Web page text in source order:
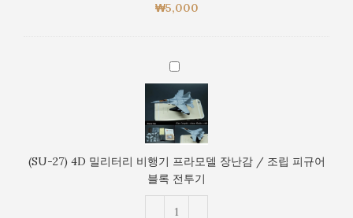
록
기
라
장
난
감
/
조
립
피
어
₩5,000
(SU-
27)
4D
밀
리
리
비
(SU-27) 4D 밀리터리 비행기 프라모델 장난감 / 조립 피규어
블록 전투기